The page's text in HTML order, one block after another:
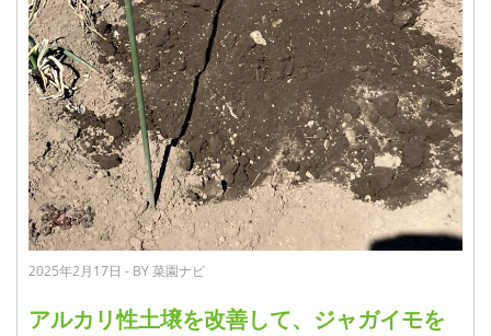
2025年2月17日 - BY 菜園ナビ
アルカリ性土壌を改善して、ジャガイモを